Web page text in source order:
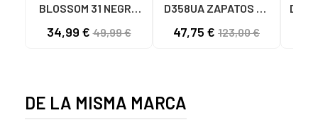
BLOSSOM 31 NEGRO
34,99 €49,99 €
D358UA ZAPATOS DE
BLACK
47,75 € 123,00 €
DE
DE LA MISMA MARCA